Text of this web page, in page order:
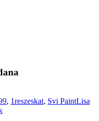
, 1reszeskat, Svi PaintLisa